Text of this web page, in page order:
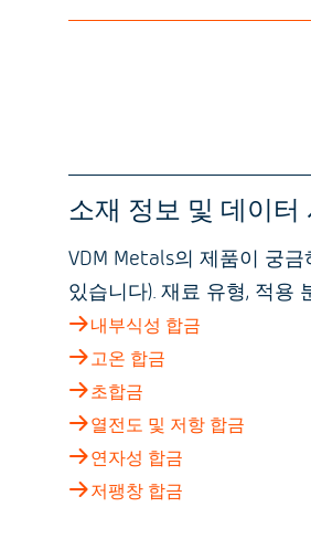
소재 정보 및 데이터
VDM Metals의 제품이 궁
있습니다). 재료 유형, 적용
내부식성 합금
고온 합금
초합금
열전도 및 저항 합금
연자성 합금
저팽창 합금